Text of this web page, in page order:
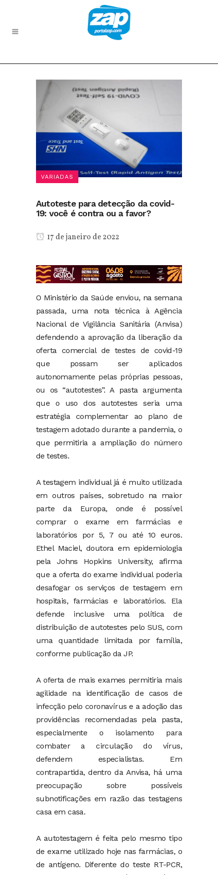
VARIADAS
Autoteste para detecção da covid-
19: você é contra ou a favor?
17 de janeiro de 2022
O Ministério da Saúde enviou, na semana
passada, uma nota técnica à Agência
Nacional de Vigilância Sanitária (Anvisa)
defendendo a aprovação da liberação da
oferta comercial de testes de covid-19
que possam ser aplicados
autonomamente pelas próprias pessoas,
ou os “autotestes”. A pasta argumenta
que o uso dos autotestes seria uma
estratégia complementar ao plano de
testagem adotado durante a pandemia, o
que permitiria a ampliação do número
de testes.
A testagem individual já é muito utilizada
em outros países, sobretudo na maior
parte da Europa, onde é possível
comprar o exame em farmácias e
laboratórios por 5, 7 ou até 10 euros.
Ethel Maciel, doutora em epidemiologia
pela Johns Hopkins University, afirma
que a oferta do exame individual poderia
desafogar os serviços de testagem em
hospitais, farmácias e laboratórios. Ela
defende inclusive uma política de
distribuição de autotestes pelo SUS, com
uma quantidade limitada por família,
conforme publicação da JP.
A oferta de mais exames permitiria mais
agilidade na identificação de casos de
infecção pelo coronavírus e a adoção das
providências recomendadas pela pasta,
especialmente o isolamento para
combater a circulação do vírus,
defendem especialistas. Em
contrapartida, dentro da Anvisa, há uma
preocupação sobre possíveis
subnotificações em razão das testagens
casa em casa.
A autotestagem é feita pelo mesmo tipo
de exame utilizado hoje nas farmácias, o
de antígeno. Diferente do teste RT-PCR,